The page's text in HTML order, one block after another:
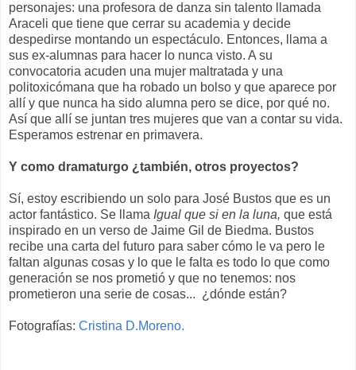
personajes: una profesora de danza sin talento llamada
Araceli que tiene que cerrar su academia y decide
despedirse montando un espectáculo. Entonces, llama a
sus ex-alumnas para hacer lo nunca visto. A su
convocatoria acuden una mujer maltratada y una
politoxicómana que ha robado un bolso y que aparece por
allí y que nunca ha sido alumna pero se dice, por qué no.
Así que allí se juntan tres mujeres que van a contar su vida.
Esperamos estrenar en primavera.
Y como dramaturgo ¿también, otros proyectos?
Sí, estoy escribiendo un solo para José Bustos que es un
actor fantástico. Se llama Igual que si en la luna, que está
inspirado en un verso de Jaime Gil de Biedma. Bustos
recibe una carta del futuro para saber cómo le va pero le
faltan algunas cosas y lo que le falta es todo lo que como
generación se nos prometió y que no tenemos: nos
prometieron una serie de cosas... ¿dónde están?
Fotografías: Cristina D.Moreno.